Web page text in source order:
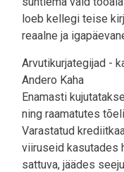
loeb kellegi teise
reaalne ja
Arvutikurjategijad -
Andero Kaha
Enamasti
ning raamatutes
Varastatud
viiruseid kasutades
sattuva, jäädes